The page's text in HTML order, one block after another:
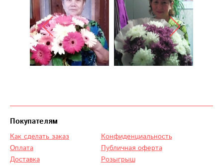
Покупателям
Как сделать заказ
Оплата
Доставка
Конфиденциальность
Публичная оферта
Розыгрыш